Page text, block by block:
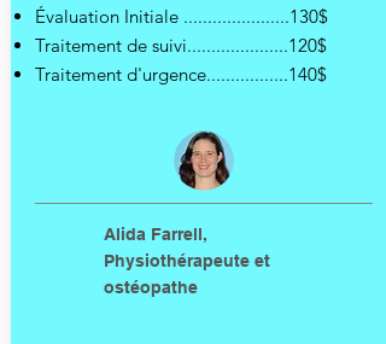
Évaluation Initiale ......................130$
Traitement de suivi.....................120$
Traitement d'urgence.................140$
Alida Farrell,
Physiothérapeute et
ostéopathe